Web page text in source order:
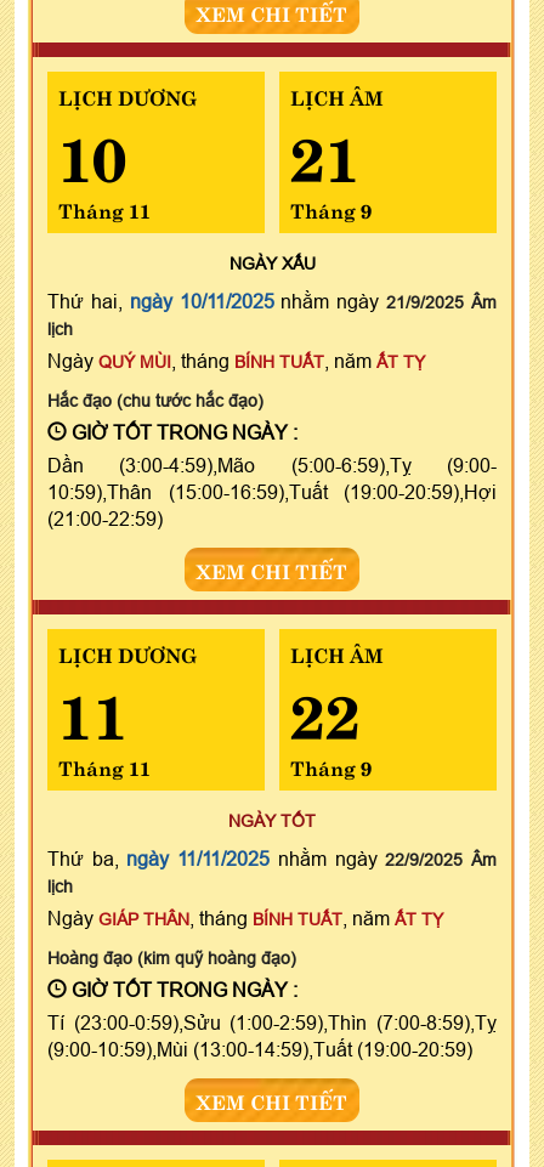
XEM CHI TIẾT
LỊCH DƯƠNG
10
Tháng 11
LỊCH ÂM
21
Tháng 9
NGÀYXẤU
Thứ hai, ngày 10/11/2025nhằm ngày21/9/2025 Âm
lịch
Ngày QUÝ MÙI , tháng BÍNH TUẤT , năm ẤT TỴ
Hắc đạo (chu tước hắc đạo)
GIỜ TỐT TRONG NGÀY :
Dần (3:00-4:59),Mão (5:00-6:59),Tỵ (9:00-
10:59),Thân (15:00-16:59),Tuất (19:00-20:59),Hợi
(21:00-22:59)
XEM CHI TIẾT
LỊCH DƯƠNG
11
Tháng 11
LỊCH ÂM
22
Tháng 9
NGÀY TỐT
Thứ ba, ngày 11/11/2025 nhằm ngày22/9/2025 Âm
lịch
Ngày GIÁP THÂN , tháng BÍNH TUẤT , năm ẤT TỴ
Hoàng đạo (kim quỹ hoàng đạo)
GIỜ TỐT TRONG NGÀY :
Tí (23:00-0:59),Sửu (1:00-2:59),Thìn (7:00-8:59),Tỵ
(9:00-10:59),Mùi (13:00-14:59),Tuất (19:00-20:59)
XEM CHI TIẾT